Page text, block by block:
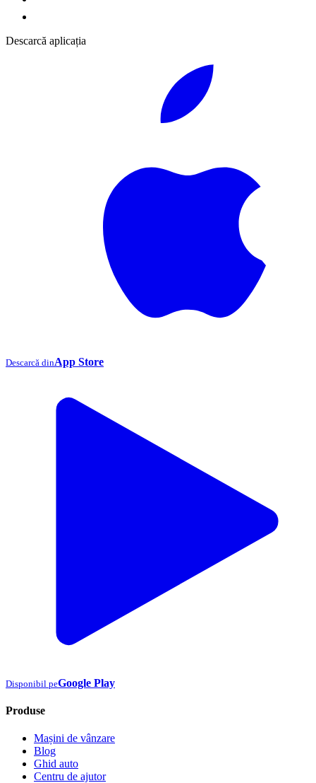
Descarcă aplicația
Descarcă dinApp Store
Disponibil peGoogle Play
Produse
Mașini de vânzare
Blog
Ghid auto
Centru de ajutor